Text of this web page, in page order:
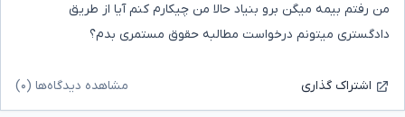
من رفتم بیمه میگن برو بنیاد حالا من چیکارم کنم آیا از طریق
دادگستری میتونم درخواست مطالبه حقوق مستمری بدم؟
اشتراک گذاری مشاهده دیدگاه‌ها (۰)